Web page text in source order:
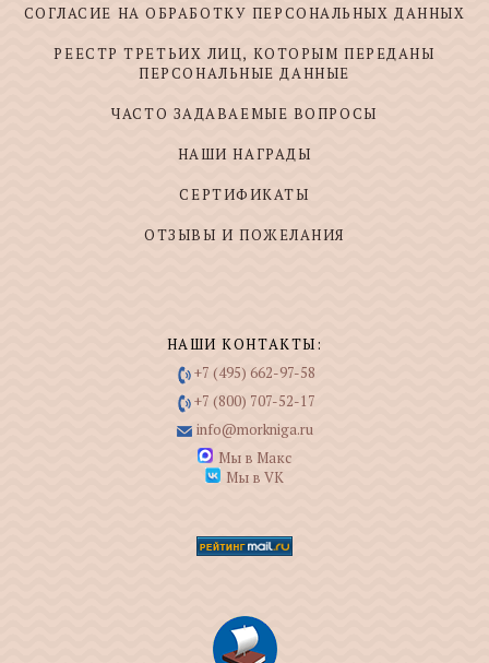
СОГЛАСИЕ НА ОБРАБОТКУ ПЕРСОНАЛЬНЫХ ДАННЫХ
РЕЕСТР ТРЕТЬИХ ЛИЦ, КОТОРЫМ ПЕРЕДАНЫ
ПЕРСОНАЛЬНЫЕ ДАННЫЕ
ЧАСТО ЗАДАВАЕМЫЕ ВОПРОСЫ
НАШИ НАГРАДЫ
СЕРТИФИКАТЫ
ОТЗЫВЫ И ПОЖЕЛАНИЯ
НАШИ КОНТАКТЫ:
+7 (495) 662-97-58
+7 (800) 707-52-17
info@morkniga.ru
Мы в Макс
Мы в VK